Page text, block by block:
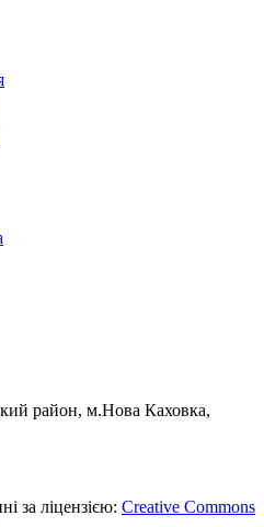
район, м.Нова Каховка,
за ліцензією: Creative Commons